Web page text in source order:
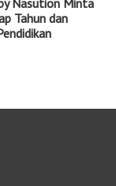
Nasution Minta
Tahun dan